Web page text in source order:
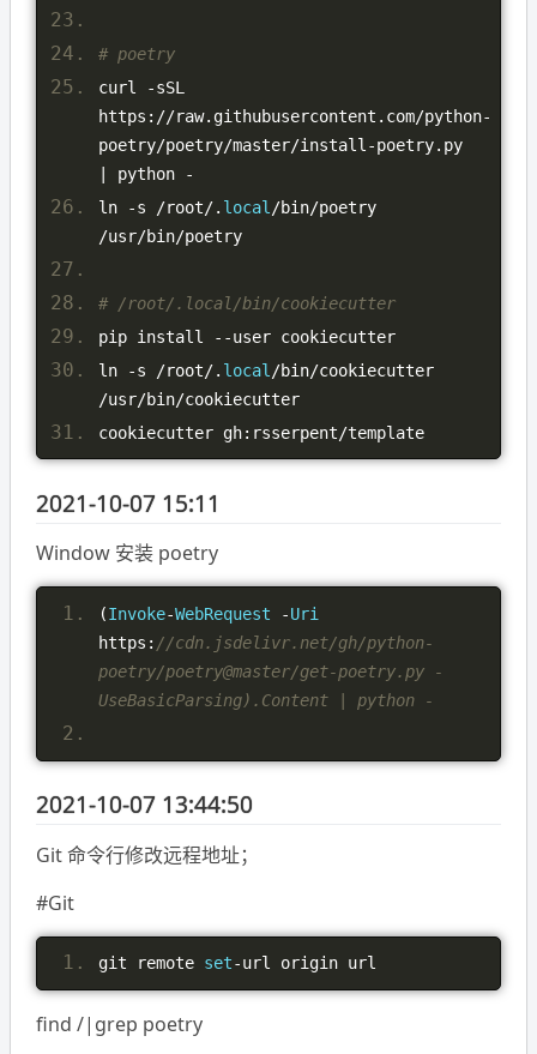
# poetry
curl
-sSL
https ://raw. githubusercontent . com/python-
poetry/poetry/master/install -poetry.
py
python
-
ln
-s /root/. local /bin/
poetry
/usr/bin/poetry
# /root/.local/bin/cookiecutter
pip install
--user cookiecutter
ln
-s /root/. local /bin/
cookiecutter
/usr/bin/cookiecutter
cookiecutter gh: rsserpent/template
2021-10-07 15:11
Window 安装 poetry
(Invoke-WebRequest -Uri
https : //cdn.jsdelivr.net/gh/python-
poetry/poetry@master/get-poetry.py -
UseBasicParsing).Content | python -
2021-10-07 13:44:50
Git 命令行修改远程地址；
#Git
git remote set-url origin url
find /|grep poetry